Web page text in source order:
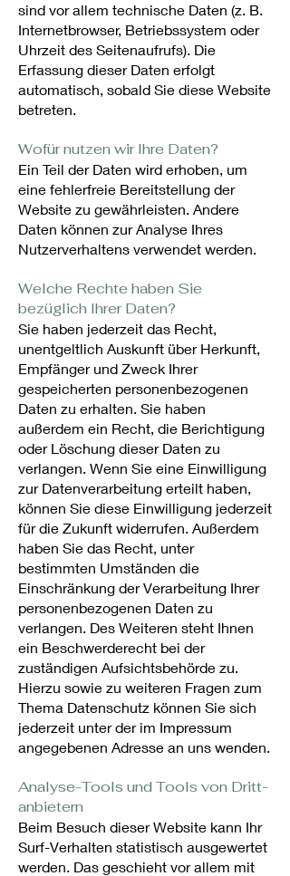
sind vor allem technische Daten (z. B.
Internetbrowser, Betriebssystem oder
Uhrzeit des Seitenaufrufs). Die
Erfassung dieser Daten erfolgt
automatisch, sobald Sie diese Website
betreten.
Wofür nutzen wir Ihre Daten?
Ein Teil der Daten wird erhoben, um
eine fehlerfreie Bereitstellung der
Website zu gewährleisten. Andere
Daten können zur Analyse Ihres
Nutzerverhaltens verwendet werden.
Welche Rechte haben Sie
bezüglich Ihrer Daten?
Sie haben jederzeit das Recht,
unentgeltlich Auskunft über Herkunft,
Empfänger und Zweck Ihrer
gespeicherten personenbezogenen
Daten zu erhalten. Sie haben
außerdem ein Recht, die Berichtigung
oder Löschung dieser Daten zu
verlangen. Wenn Sie eine Einwilligung
zur Datenverarbeitung erteilt haben,
können Sie diese Einwilligung jederzeit
für die Zukunft widerrufen. Außerdem
haben Sie das Recht, unter
bestimmten Umständen die
Einschränkung der Verarbeitung Ihrer
personenbezogenen Daten zu
verlangen. Des Weiteren steht Ihnen
ein Beschwerderecht bei der
zuständigen Aufsichtsbehörde zu.
Hierzu sowie zu weiteren Fragen zum
Thema Datenschutz können Sie sich
jederzeit unter der im Impressum
angegebenen Adresse an uns wenden.
Analyse-Tools und Tools von Dritt­
anbietern
Beim Besuch dieser Website kann Ihr
Surf-Verhalten statistisch ausgewertet
werden. Das geschieht vor allem mit